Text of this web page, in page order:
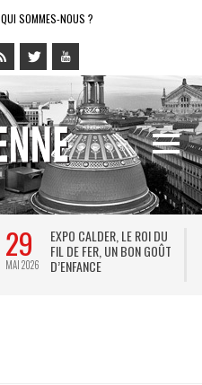
QUI SOMMES-NOUS ?
29
MAI 2026
EXPO CALDER, LE ROI DU
FIL DE FER, UN BON GOÛT
D’ENFANCE